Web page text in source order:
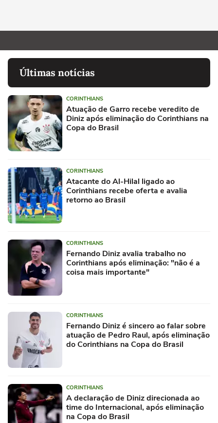
Últimas notícias
CORINTHIANS
Atuação de Garro recebe veredito de
Diniz após eliminação do Corinthians na
Copa do Brasil
CORINTHIANS
Atacante do Al-Hilal ligado ao
Corinthians recebe oferta e avalia
retorno ao Brasil
CORINTHIANS
Fernando Diniz avalia trabalho no
Corinthians após eliminação: "não é a
coisa mais importante"
CORINTHIANS
Fernando Diniz é sincero ao falar sobre
atuação de Pedro Raul, após eliminação
do Corinthians na Copa do Brasil
CORINTHIANS
A declaração de Diniz direcionada ao
time do Internacional, após eliminação
na Copa do Brasil